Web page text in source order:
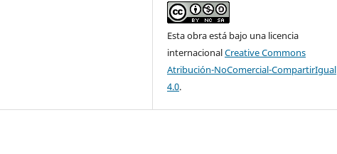
Esta obra está bajo una licencia
internacionalCreative Commons
Atribución-NoComercial-CompartirIgual
4.0.